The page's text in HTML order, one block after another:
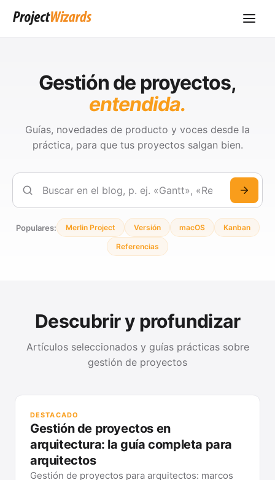
Gestión de proyectos,
entendida.
Guías, novedades de producto y voces desde la
práctica, para que tus proyectos salgan bien.
Buscar
Populares: Merlin Project Versión macOS Kanban
Referencias
Descubrir y profundizar
Artículos seleccionados y guías prácticas sobre
gestión de proyectos
DESTACADO
Gestión de proyectos en
arquitectura: la guía completa para
arquitectos
Gestión de proyectos para arquitectos: marcos